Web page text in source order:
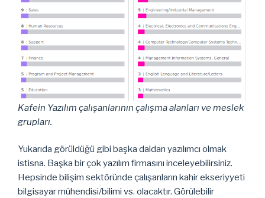
Kafein Yazılım çalışanlarının çalışma alanları ve meslek
grupları.
Yukarıda görüldüğü gibi başka daldan yazılımcı olmak
istisna. Başka bir çok yazılım firmasını inceleyebilirsiniz.
Hepsinde bilişim sektöründe çalışanların kahir ekseriyyeti
bilgisayar mühendisi/bilimi vs. olacaktır. Görülebilir